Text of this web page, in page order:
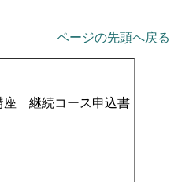
ページの先頭へ戻る
座 継続コース申込書